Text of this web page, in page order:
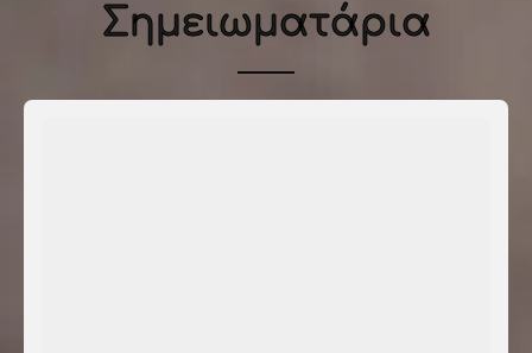
Σημειωματάρια